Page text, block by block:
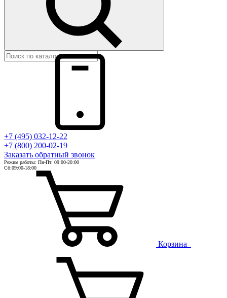
+7 (495) 032-12-22
+7 (800) 200-02-19
Заказать обратный звонок
Режим работы: Пн-Пт: 09:00-20:00
Сб:09:00-18:00
Корзина